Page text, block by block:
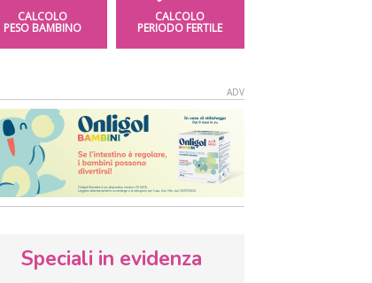
CALCOLO
PESO BAMBINO
CALCOLO
PERIODO FERTILE
Speciali in evidenza